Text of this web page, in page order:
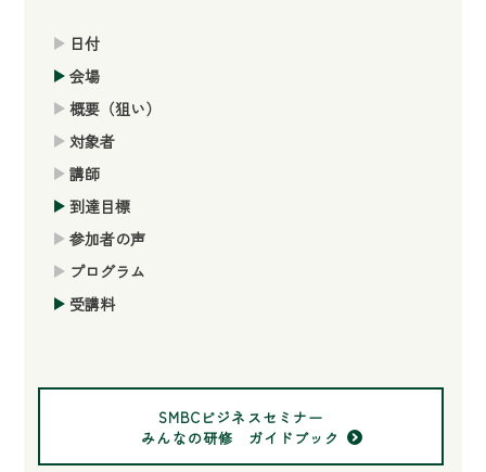
日付
会場
概要（狙い）
対象者
講師
到達目標
参加者の声
プログラム
受講料
SMBCビジネスセミナー
みんなの研修 ガイドブック